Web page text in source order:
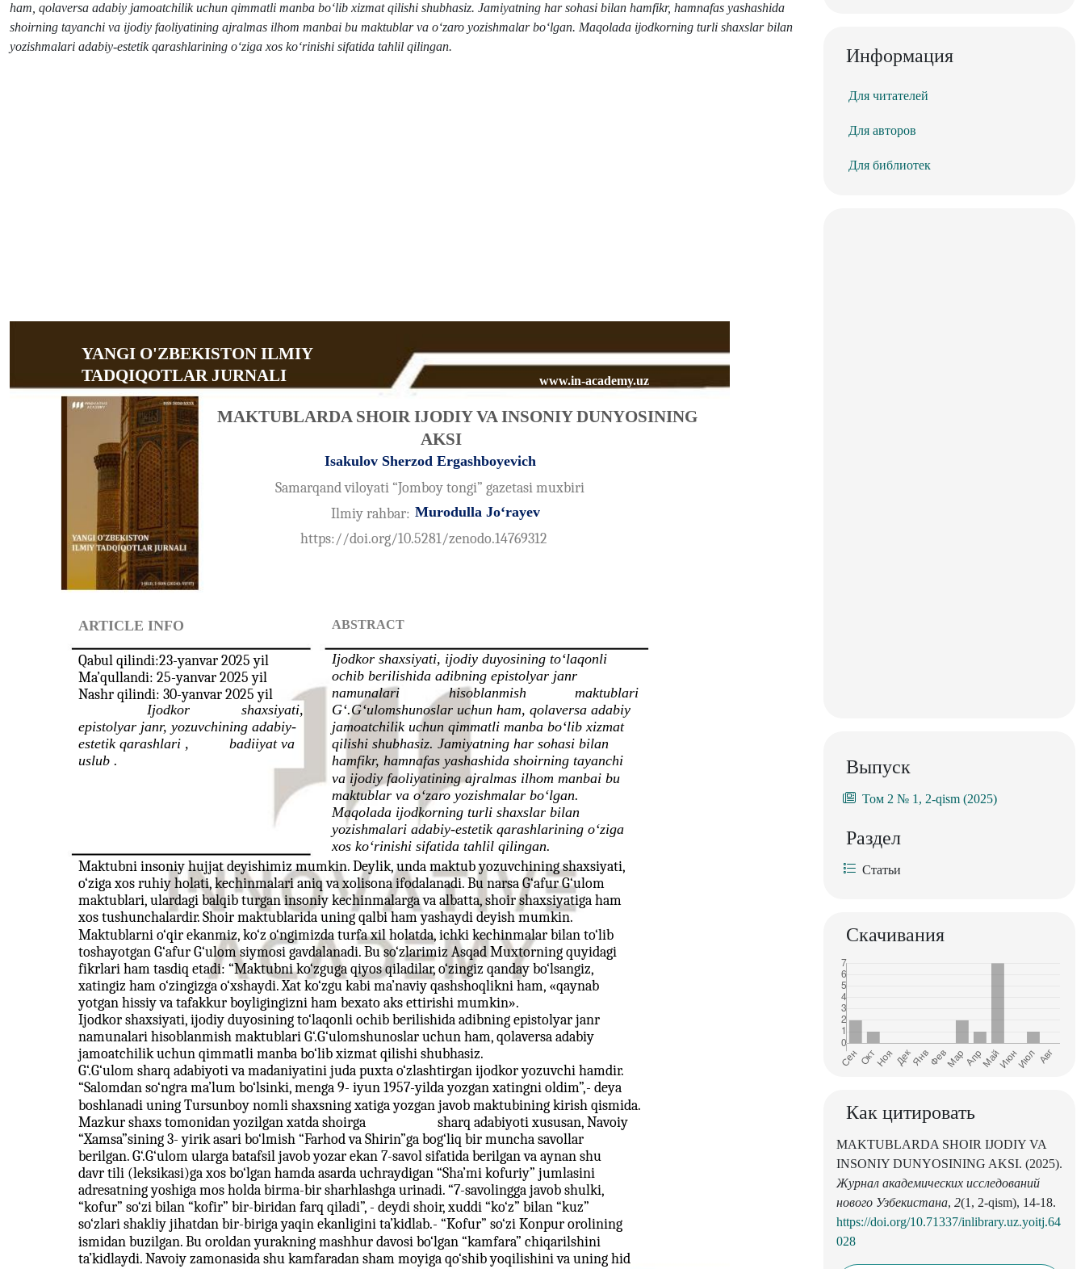
ham, qolaversa adabiy jamoatchilik uchun qimmatli manba bo‘lib xizmat qilishi shubhasiz. Jamiyatning har sohasi bilan hamfikr, hamnafas yashashida
shoirning tayanchi va ijodiy faoliyatining ajralmas ilhom manbai bu maktublar va o‘zaro yozishmalar bo‘lgan. Maqolada ijodkorning turli shaxslar bilan
yozishmalari adabiy-estetik qarashlarining o‘ziga xos ko‘rinishi sifatida tahlil qilingan.
YANGI O'ZBEKISTON ILMIY
TADQIQOTLAR JURNALI
www.in-academy.uz
MAKTUBLARDA SHOIR IJODIY VA INSONIY DUNYOSINING
AKSI
Isakulov Sherzod Ergashboyevich
Samarqand viloyati “Jomboy tongi” gazetasi muxbiri
Ilmiy rahbar: Murodulla Jo‘rayev
https://doi.org/10.5281/zenodo.14769312
ARTICLE INFO ABSTRACT
Qabul qilindi:23-yanvar 2025 yil
Ma’qullandi: 25-yanvar 2025 yil
Nashr qilindi: 30-yanvar 2025 yil
Ijodkor shaxsiyati, ijodiy duyosining to‘laqonli
ochib berilishida adibning epistolyar janr
namunalari
hisoblanmish
maktublari
G‘.G‘ulomshunoslar uchun ham, qolaversa adabiy
jamoatchilik uchun qimmatli manba bo‘lib xizmat
qilishi shubhasiz. Jamiyatning har sohasi bilan
hamfikr, hamnafas yashashida shoirning tayanchi
va ijodiy faoliyatining ajralmas ilhom manbai bu
maktublar va o‘zaro yozishmalar bo‘lgan.
Maqolada ijodkorning turli shaxslar bilan
yozishmalari adabiy-estetik qarashlarining o‘ziga
xos ko‘rinishi sifatida tahlil qilingan.
Ijodkor
shaxsiyati,
epistolyar janr, yozuvchining adabiy-
estetik qarashlari ,
badiiyat va
uslub .
Maktubni insoniy hujjat deyishimiz mumkin. Deylik, unda maktub yozuvchining shaxsiyati,
o‘ziga xos ruhiy holati, kechinmalari aniq va xolisona ifodalanadi. Bu narsa G‘afur G‘ulom
maktublari, ulardagi balqib turgan insoniy kechinmalarga va albatta, shoir shaxsiyatiga ham
xos tushunchalardir. Shoir maktublarida uning qalbi ham yashaydi deyish mumkin.
Maktublarni o‘qir ekanmiz, ko‘z o‘ngimizda turfa xil holatda, ichki kechinmalar bilan to‘lib
toshayotgan G‘afur G‘ulom siymosi gavdalanadi. Bu so‘zlarimiz Asqad Muxtorning quyidagi
fikrlari ham tasdiq etadi: “Maktubni ko‘zguga qiyos qiladilar, o‘zingiz qanday bo‘lsangiz,
xatingiz ham o‘zingizga o‘xshaydi. Xat ko‘zgu kabi ma’naviy qashshoqlikni ham, «qaynab
yotgan hissiy va tafakkur boyligingizni ham bexato aks ettirishi mumkin».
Ijodkor shaxsiyati, ijodiy duyosining to‘laqonli ochib berilishida adibning epistolyar janr
namunalari hisoblanmish maktublari G‘.G‘ulomshunoslar uchun ham, qolaversa adabiy
jamoatchilik uchun qimmatli manba bo‘lib xizmat qilishi shubhasiz.
G‘.G‘ulom sharq adabiyoti va madaniyatini juda puxta o‘zlashtirgan ijodkor yozuvchi hamdir.
“Salomdan so‘ngra ma’lum bo‘lsinki, menga 9- iyun 1957-yilda yozgan xatingni oldim”,- deya
boshlanadi uning Tursunboy nomli shaxsning xatiga yozgan javob maktubining kirish qismida.
Mazkur shaxs tomonidan yozilgan xatda shoirga
sharq adabiyoti xususan, Navoiy
“Xamsa”sining 3- yirik asari bo‘lmish “Farhod va Shirin”ga bog‘liq bir muncha savollar
berilgan. G‘.G‘ulom ularga batafsil javob yozar ekan 7-savol sifatida berilgan va aynan shu
davr tili (leksikasi)ga xos bo‘lgan hamda asarda uchraydigan “Sha’mi kofuriy” jumlasini
adresatning yoshiga mos holda birma-bir sharhlashga urinadi. “7-savolingga javob shulki,
“kofur” so‘zi bilan “kofir” bir-biridan farq qiladi”, - deydi shoir, xuddi “ko‘z” bilan “kuz”
so‘zlari shakliy jihatdan bir-biriga yaqin ekanligini ta’kidlab.- “Kofur” so‘zi Konpur orolining
ismidan buzilgan. Bu oroldan yurakning mashhur davosi bo‘lgan “kamfara” chiqarilshini
ta’kidlaydi. Navoiy zamonasida shu kamfaradan sham moyiga qo‘shib yoqilishini va uning hid
Информация
Для читателей
Для авторов
Для библиотек
Выпуск
Том 2 № 1, 2-qism (2025)
Раздел
Статьи
Скачивания
Как цитировать
MAKTUBLARDA SHOIR IJODIY VA
INSONIY DUNYOSINING AKSI. (2025).
Журнал академических исследований
нового Узбекистана, 2(1, 2-qism), 14-18.
https://doi.org/10.71337/inlibrary.uz.yoitj.64
028